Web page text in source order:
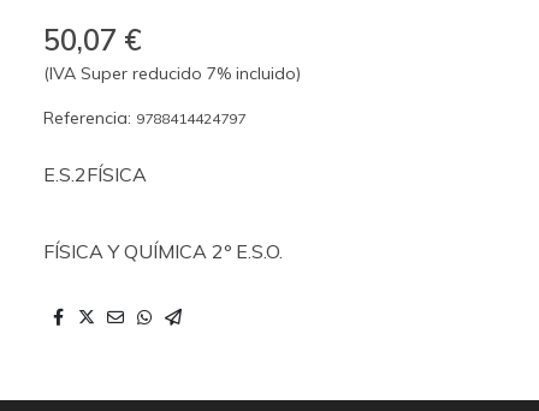
50,07 €
(IVA Super reducido 7% incluido)
Referencia: 9788414424797
E.S.2FÍSICA
FÍSICA Y QUÍMICA 2º E.S.O.